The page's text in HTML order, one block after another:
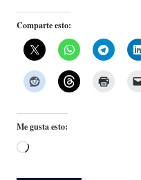
Comparte esto:
Me gusta esto:
Cargando...